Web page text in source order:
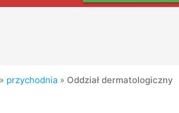
» przychodnia » Oddział dermatologiczny